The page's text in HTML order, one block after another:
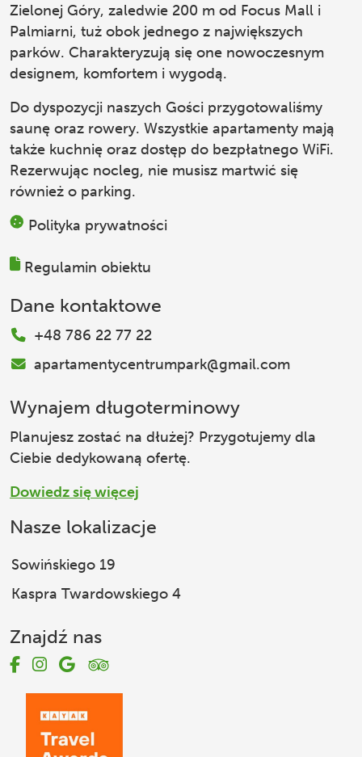
Zielonej Góry, zaledwie 200 m od Focus Mall i
Palmiarni, tuż obok jednego z największych
parków. Charakteryzują się one nowoczesnym
designem, komfortem i wygodą.
Do dyspozycji naszych Gości przygotowaliśmy
saunę oraz rowery. Wszystkie apartamenty mają
także kuchnię oraz dostęp do bezpłatnego WiFi.
Rezerwując nocleg, nie musisz martwić się
również o parking.
Polityka prywatności
Regulamin obiektu
Dane kontaktowe
+48 786 22 77 22
apartamentycentrumpark@gmail.com
Wynajem długoterminowy
Planujesz zostać na dłużej? Przygotujemy dla
Ciebie dedykowaną ofertę.
Dowiedz się więcej
Nasze lokalizacje
Sowińskiego 19
Kaspra Twardowskiego 4
Znajdź nas